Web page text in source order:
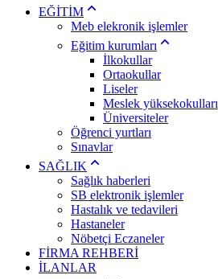
EĞİTİM
Meb elekronik işlemler
Eğitim kurumları
İlkokullar
Ortaokullar
Liseler
Meslek yüksekokulları
Üniversiteler
Öğrenci yurtları
Sınavlar
SAĞLIK
Sağlık haberleri
SB elektronik işlemler
Hastalık ve tedavileri
Hastaneler
Nöbetçi Eczaneler
FİRMA REHBERİ
İLANLAR